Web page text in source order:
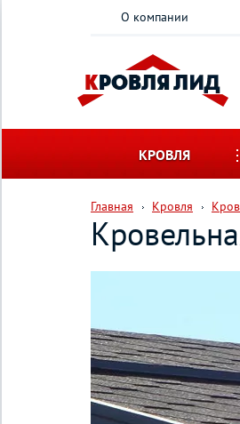
О компании
КРОВЛЯ
Главная Кровля